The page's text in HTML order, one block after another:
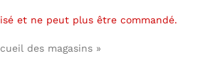
et ne peut plus être commandé.
des magasins »